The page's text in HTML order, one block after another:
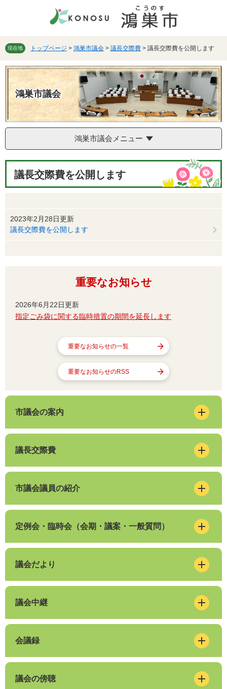
先
で
す。
を
ば
へ
現在地 トップページ > 鴻巣市議会 > 議長交際費 > 議長交際費を公開します
鴻巣市議会
鴻巣市議会メニュー
議長交際費を公開します
2023年2月28日更新
議長交際費を公開します
重要なお知らせ
2026年6月22日更新
指定ごみ袋に関する臨時措置の期間を延長します
重要なお知らせの一覧
重要なお知らせのRSS
市議会の案内
議長交際費
市議会議員の紹介
定例会・臨時会（会期・議案・一般質問）
議会だより
議会中継
会議録
議会の傍聴